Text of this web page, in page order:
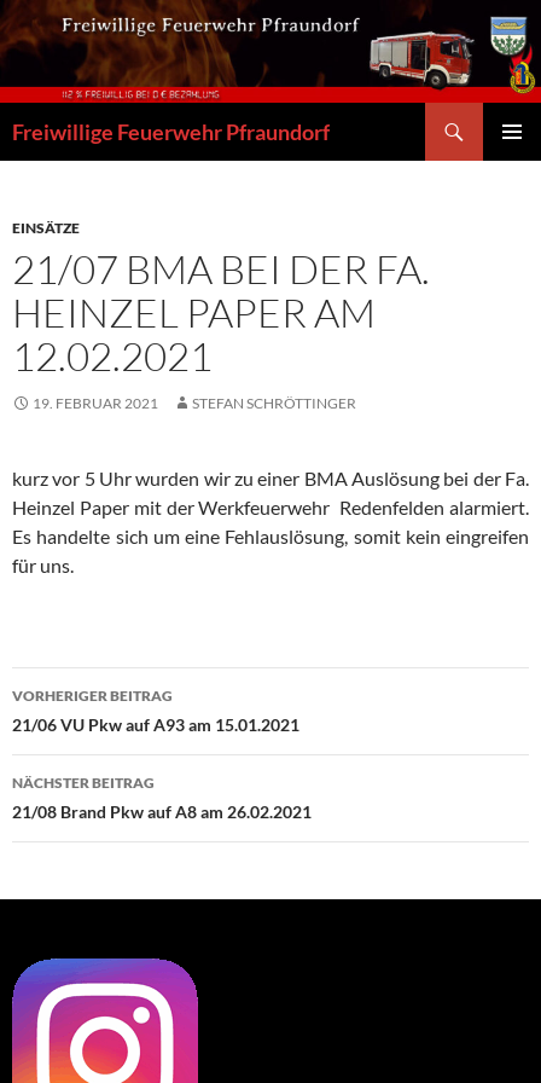
Zum
Inhalt
springen
Freiwillige Feuerwehr Pfraundorf
EINSÄTZE
21/07 BMA BEI DER FA.
HEINZEL PAPER AM
12.02.2021
19. FEBRUAR 2021 STEFAN SCHRÖTTINGER
kurz vor 5 Uhr wurden wir zu einer BMA Auslösung bei der Fa.
Heinzel Paper mit der Werkfeuerwehr Redenfelden alarmiert.
Es handelte sich um eine Fehlauslösung, somit kein eingreifen
für uns.
Beitragsnavigation
VORHERIGER BEITRAG
21/06 VU Pkw auf A93 am 15.01.2021
NÄCHSTER BEITRAG
21/08 Brand Pkw auf A8 am 26.02.2021